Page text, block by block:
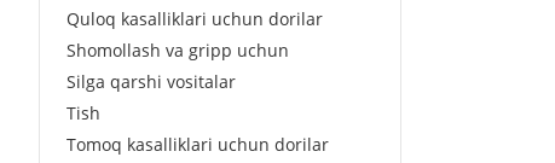
Quloq kasalliklari uchun dorilar
Shomollash va gripp uchun
Silga qarshi vositalar
Tish
Tomoq kasalliklari uchun dorilar